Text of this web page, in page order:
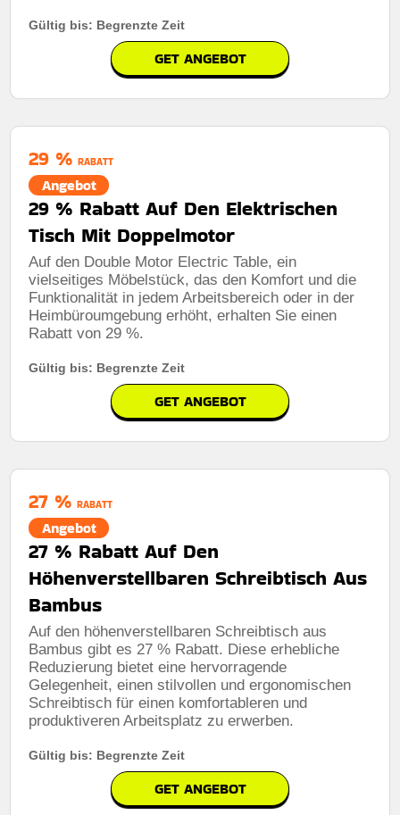
Gültig bis: Begrenzte Zeit
GET ANGEBOT
29 % RABATT
Angebot
29 % Rabatt Auf Den Elektrischen
Tisch Mit Doppelmotor
Auf den Double Motor Electric Table, ein
vielseitiges Möbelstück, das den Komfort und die
Funktionalität in jedem Arbeitsbereich oder in der
Heimbüroumgebung erhöht, erhalten Sie einen
Rabatt von 29 %.
Gültig bis: Begrenzte Zeit
GET ANGEBOT
27 % RABATT
Angebot
27 % Rabatt Auf Den
Höhenverstellbaren Schreibtisch Aus
Bambus
Auf den höhenverstellbaren Schreibtisch aus
Bambus gibt es 27 % Rabatt. Diese erhebliche
Reduzierung bietet eine hervorragende
Gelegenheit, einen stilvollen und ergonomischen
Schreibtisch für einen komfortableren und
produktiveren Arbeitsplatz zu erwerben.
Gültig bis: Begrenzte Zeit
GET ANGEBOT